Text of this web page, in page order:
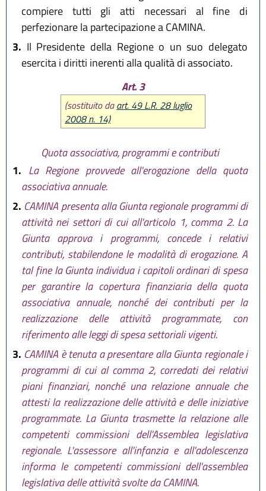
compiere tutti gli atti necessari al fine di
perfezionare la partecipazione a CAMINA.
3. Il Presidente della Regione o un suo delegato
esercita i diritti inerenti alla qualità di associato.
Art. 3
(sostituito daart. 49 L.R. 28 luglio
2008 n. 14)
Quota associativa, programmi e contributi
1. La Regione provvede all'erogazione della quota
associativa annuale.
2. CAMINA presenta alla Giunta regionale programmi di
attività nei settori di cui all'articolo 1, comma 2. La
Giunta approva i programmi, concede i relativi
contributi, stabilendone le modalità di erogazione. A
tal fine la Giunta individua i capitoli ordinari di spesa
per garantire la copertura finanziaria della quota
associativa annuale, nonché dei contributi per la
realizzazione delle attività programmate, con
riferimento alle leggi di spesa settoriali vigenti.
3. CAMINA è tenuta a presentare alla Giunta regionale i
programmi di cui al comma 2, corredati dei relativi
piani finanziari, nonché una relazione annuale che
attesti la realizzazione delle attività e delle iniziative
programmate. La Giunta trasmette la relazione alle
competenti commissioni dell'Assemblea legislativa
regionale. L'assessore all'infanzia e all'adolescenza
informa le competenti commissioni dell'assemblea
legislativa delle attività svolte da CAMINA.